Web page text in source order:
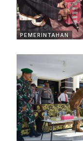
PEMERINTAHAN